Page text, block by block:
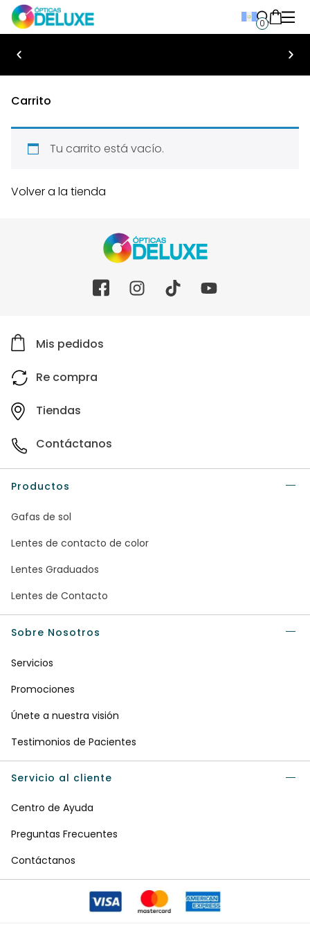
0
Bienvenido a Ópticas Deluxe
Carrito
Tu carrito está vacío.
Volver a la tienda
Mis pedidos
Re compra
Tiendas
Contáctanos
Productos
Gafas de sol
Lentes de contacto de color
Lentes Graduados
Lentes de Contacto
Sobre Nosotros
Servicios
Promociones
Únete a nuestra visión
Testimonios de Pacientes
Servicio al cliente
Centro de Ayuda
Preguntas Frecuentes
Contáctanos